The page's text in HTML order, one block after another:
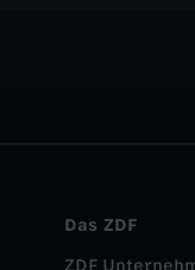
Das ZDF
ZDF